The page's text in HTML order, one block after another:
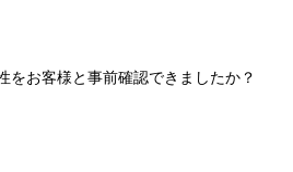
をお客様と事前確認できましたか？